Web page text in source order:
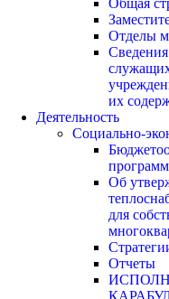
Отделы
их
Деятельность
Социально-
Об
для
Отчеты